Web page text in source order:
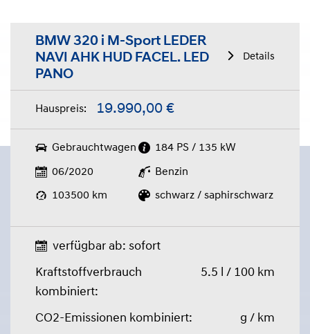
BMW 320 i M-Sport LEDER
NAVI AHK HUD FACEL. LED
PANO
Details
Hauspreis: 19.990,00 €
Gebrauchtwagen 184 PS / 135 kW
06/2020 Benzin
103500 km schwarz / saphirschwarz
verfügbar ab: sofort
Kraftstoffverbrauch
kombiniert:
5.5 l / 100 km
CO2-Emissionen kombiniert:
g / km